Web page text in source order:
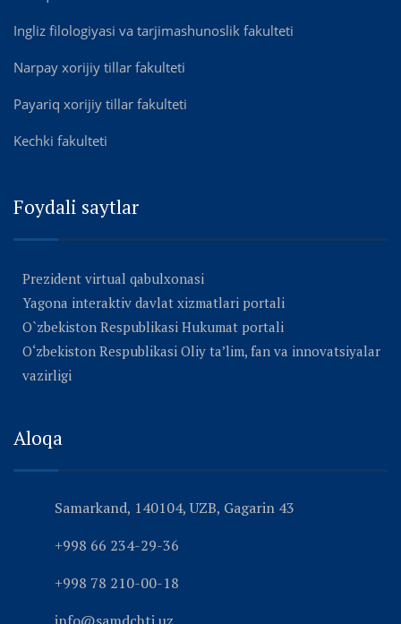
Ingliz filologiyasi va tarjimashunoslik fakulteti
Narpay xorijiy tillar fakulteti
Payariq xorijiy tillar fakulteti
Kechki fakulteti
Foydali saytlar
Prezident virtual qabulxonasi
Yagona interaktiv davlat xizmatlari portali
O`zbekiston Respublikasi Hukumat portali
O‘zbekiston Respublikasi Oliy ta’lim, fan va innovatsiyalar
vazirligi
Aloqa
Samarkand, 140104, UZB, Gagarin 43
+998 66 234-29-36
+998 78 210-00-18